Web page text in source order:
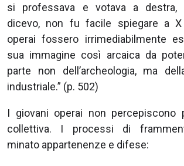
si professava e votava a destra,
dicevo, non fu facile spiegare a
operai fossero irrimediabilmente
sua immagine così arcaica da
parte non dell’archeologia, ma
industriale.” (p. 502)
I giovani operai non percepiscono
collettiva. I processi di
minato appartenenze e difese: